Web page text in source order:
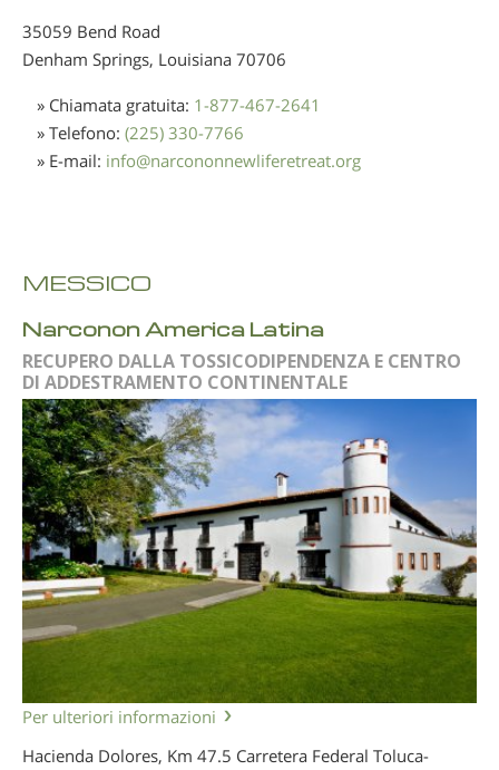
35059 Bend Road
Denham Springs, Louisiana 70706
» Chiamata gratuita: 1-877-467-2641
» Telefono: (225) 330-7766
» E-mail: info@narcononnewliferetreat.org
MESSICO
Narconon America Latina
RECUPERO DALLA TOSSICODIPENDENZA E CENTRO
DI ADDESTRAMENTO CONTINENTALE
Per ulteriori informazioni
Hacienda Dolores, Km 47.5 Carretera Federal Toluca-